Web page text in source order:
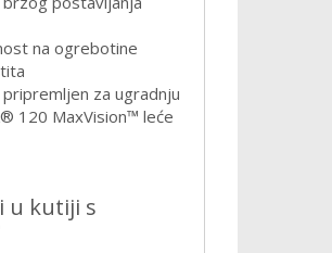
na ogrebotine
za ugradnju
120 MaxVision™ leće
u kutiji s